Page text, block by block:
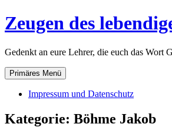
Zum
Inhalt
Zeugen des
Gedenkt an eure Lehrer, die euch das Wort
Primäres Menü
Impressum und Datenschutz
Kategorie: Böhme Jakob